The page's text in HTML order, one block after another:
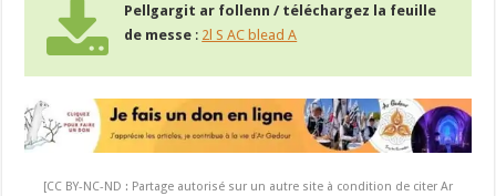
Pellgargit ar follenn / téléchargez la feuille
de messe : 2l S AC blead A
[CC BY-NC-ND : Partage autorisé sur un autre site à condition de citer Ar